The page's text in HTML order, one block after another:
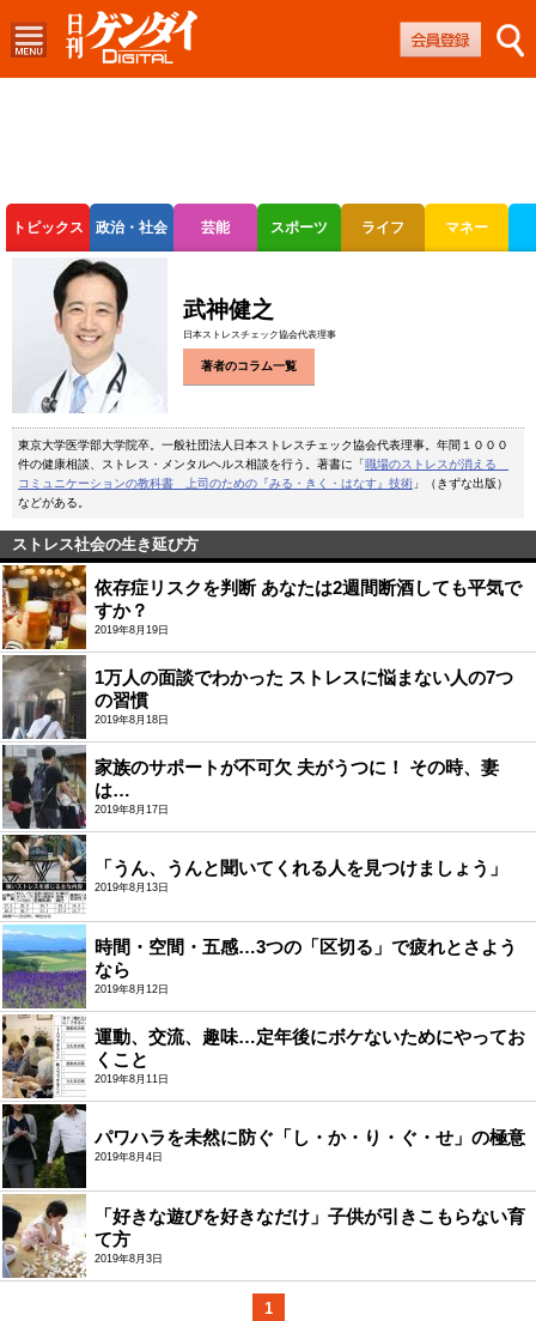
トピックス 政治・社会 芸能 スポーツ ライフ マネー
ボートレース
武神健之
日本ストレスチェック協会代表理事
著者のコラム一覧
東京大学医学部大学院卒。一般社団法人日本ストレスチェック協会代表理事。年間１０００
件の健康相談、ストレス・メンタルヘルス相談を行う。著書に「職場のストレスが消える
コミュニケーションの教科書 上司のための『みる・きく・はなす』技術 」（きずな出版）
などがある。
ストレス社会の生き延び方
依存症リスクを判断 あなたは2週間断酒しても平気で
すか？
2019年8月19日
1万人の面談でわかった ストレスに悩まない人の7つ
の習慣
2019年8月18日
家族のサポートが不可欠 夫がうつに！ その時、妻
は…
2019年8月17日
「うん、うんと聞いてくれる人を見つけましょう」
2019年8月13日
時間・空間・五感…3つの「区切る」で疲れとさよう
なら
2019年8月12日
運動、交流、趣味…定年後にボケないためにやってお
くこと
2019年8月11日
パワハラを未然に防ぐ「し・か・り・ぐ・せ」の極意
2019年8月4日
「好きな遊びを好きなだけ」子供が引きこもらない育
て方
2019年8月3日
1